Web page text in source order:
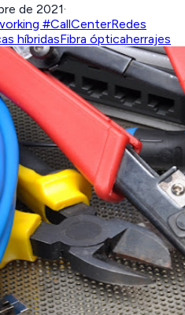
de 2021·
#CallCenterRedes
híbridasFibra ópticaherrajes